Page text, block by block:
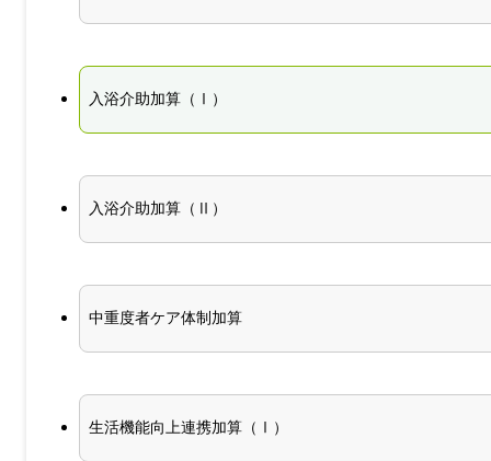
入浴介助加算（Ⅰ）
入浴介助加算（Ⅱ）
中重度者ケア体制加算
生活機能向上連携加算（Ⅰ）